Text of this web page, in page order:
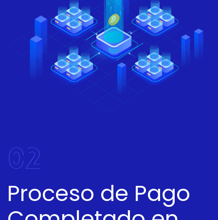
02
Proceso de Pago